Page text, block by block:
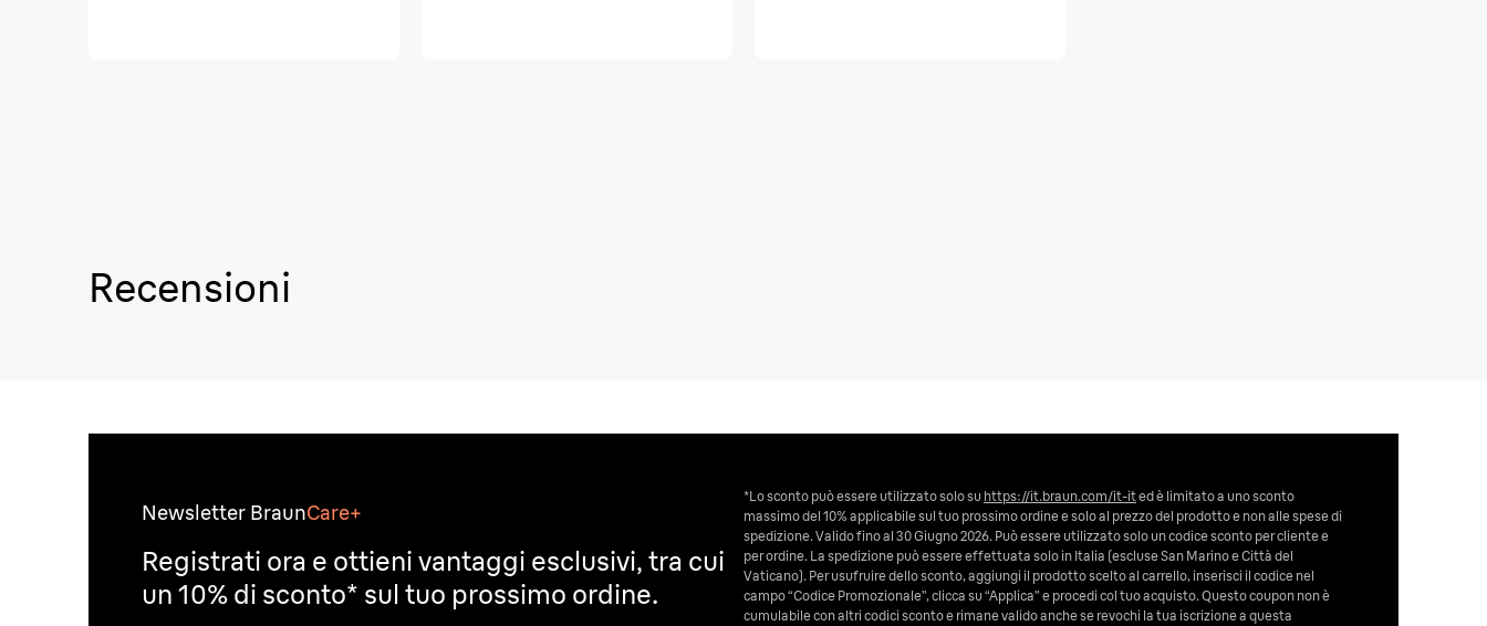
Recensioni
Newsletter BraunCare+
Registrati ora e ottieni vantaggi esclusivi, tra cui
un 10% di sconto* sul tuo prossimo ordine.
*Lo sconto può essere utilizzato solo su https://it.braun.com/it-ited è limitato a uno sconto
massimo del 10% applicabile sul tuo prossimo ordine e solo al prezzo del prodotto e non alle spese di
spedizione. Valido fino al 30 Giugno 2026. Può essere utilizzato solo un codice sconto per cliente e
per ordine. La spedizione può essere effettuata solo in Italia (escluse San Marino e Città del
Vaticano). Per usufruire dello sconto, aggiungi il prodotto scelto al carrello, inserisci il codice nel
campo “Codice Promozionale”, clicca su “Applica” e procedi col tuo acquisto. Questo coupon non è
cumulabile con altri codici sconto e rimane valido anche se revochi la tua iscrizione a questa